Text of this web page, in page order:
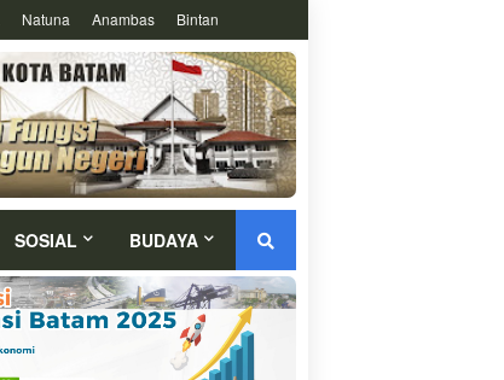
Natuna Anambas Bintan
SOSIAL BUDAYA